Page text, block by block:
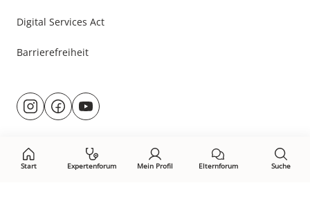
Start Expertenforum Mein Profil Elternforum Suche
Digital Services Act
Barrierefreiheit
Besuche
uns@rund.ums.baby
facebook.com/rundumsbaby.de
youtube.com/@rundumsbaby_